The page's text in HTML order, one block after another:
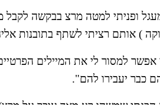
) אותם רציתי לשתף בתובנות
אפשר למסור לי את המיילים
כבר יעבירו להם".